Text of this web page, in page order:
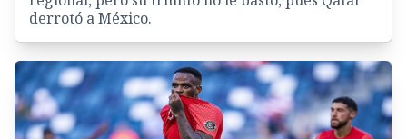
derrotó a México.